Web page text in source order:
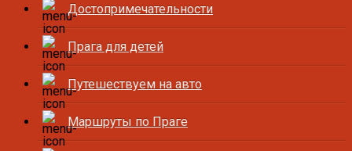
Достопримечательности
Прага для детей
Путешествуем на авто
Маршруты по Праге